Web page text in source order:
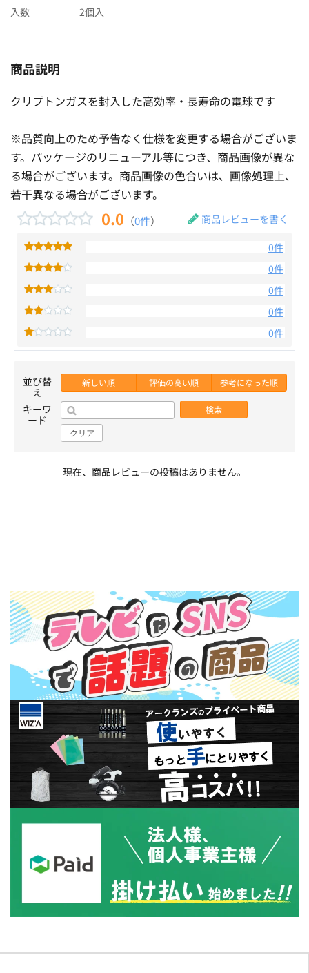
入数 2個入
商品説明
クリプトンガスを封入した高効率・長寿命の電球です
※品質向上のため予告なく仕様を変更する場合がございま
す。パッケージのリニューアル等につき、商品画像が異な
る場合がございます。商品画像の色合いは、画像処理上、
若干異なる場合がございます。
0.0 （0件） 商品レビューを書く
0件
0件
0件
0件
0件
並び替
え
新しい順 評価の高い順 参考になった順
キーワ
ード
検索
クリア
現在、商品レビューの投稿はありません。